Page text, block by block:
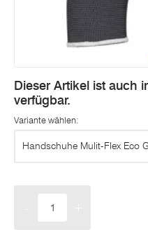
Dieser Artikel ist auch
verfügbar.
Variante wählen:
Handschuhe Mulit-Flex Eco